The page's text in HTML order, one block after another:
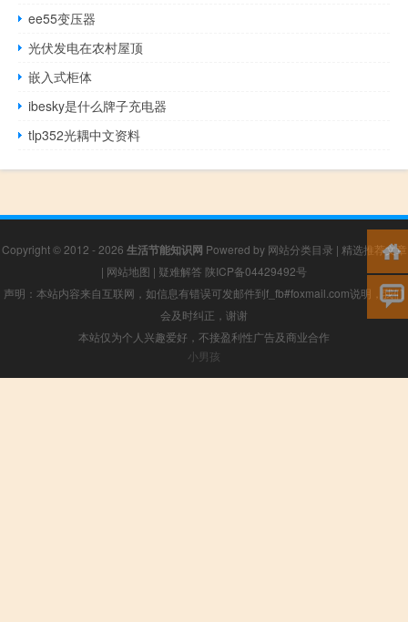
ee55变压器
光伏发电在农村屋顶
嵌入式柜体
ibesky是什么牌子充电器
tlp352光耦中文资料
Copyright © 2012 - 2026 生活节能知识网 Powered by 网站分类目录 | 精选推荐文章
| 网站地图 | 疑难解答 陕ICP备04429492号
声明：本站内容来自互联网，如信息有错误可发邮件到f_fb#foxmail.com说明，我们
会及时纠正，谢谢
本站仅为个人兴趣爱好，不接盈利性广告及商业合作
小男孩